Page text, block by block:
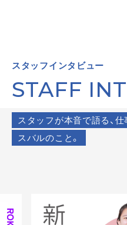
スタッフインタビュー
STAFF
スタッフが本音で語る、仕
スバルのこと。